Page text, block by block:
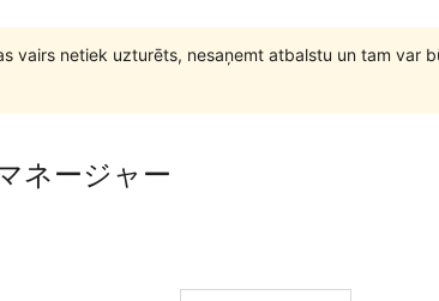
vairs netiek uzturēts, nesaņemt atbalstu un tam var
ネージャー